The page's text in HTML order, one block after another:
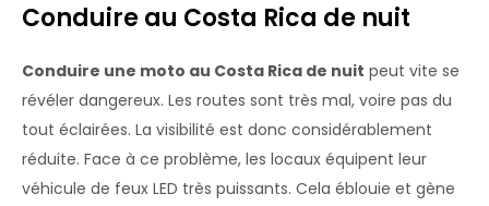
Conduire au Costa Rica de nuit
Conduire une moto au Costa Rica de nuit peut vite se
révéler dangereux. Les routes sont très mal, voire pas du
tout éclairées. La visibilité est donc considérablement
réduite. Face à ce problème, les locaux équipent leur
véhicule de feux LED très puissants. Cela éblouie et gène